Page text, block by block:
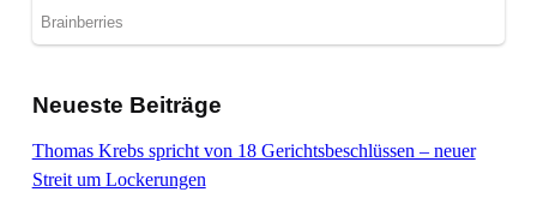
Neueste Beiträge
Thomas Krebs spricht von 18 Gerichtsbeschlüssen – neuer
Streit um Lockerungen